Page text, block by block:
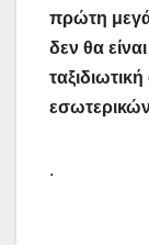
πρώτη
δεν θα
.